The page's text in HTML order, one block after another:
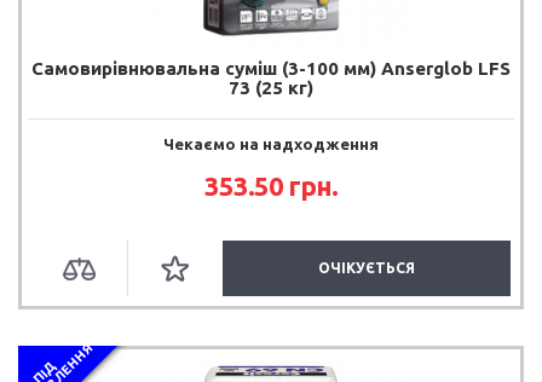
Самовирівнювальна суміш (3-100 мм) Anserglob LFS
73 (25 кг)
Чекаємо на надходження
353.50 грн.
ОЧІКУЄТЬСЯ
П
І
Д
З
А
М
О
В
Л
Е
Н
Н